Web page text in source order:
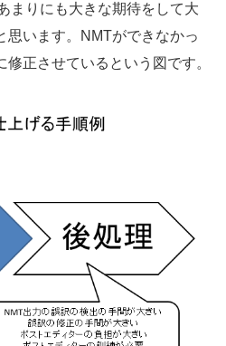
まりにも大きな期待をして大
思います。NMTができなかっ
正させているという図です。